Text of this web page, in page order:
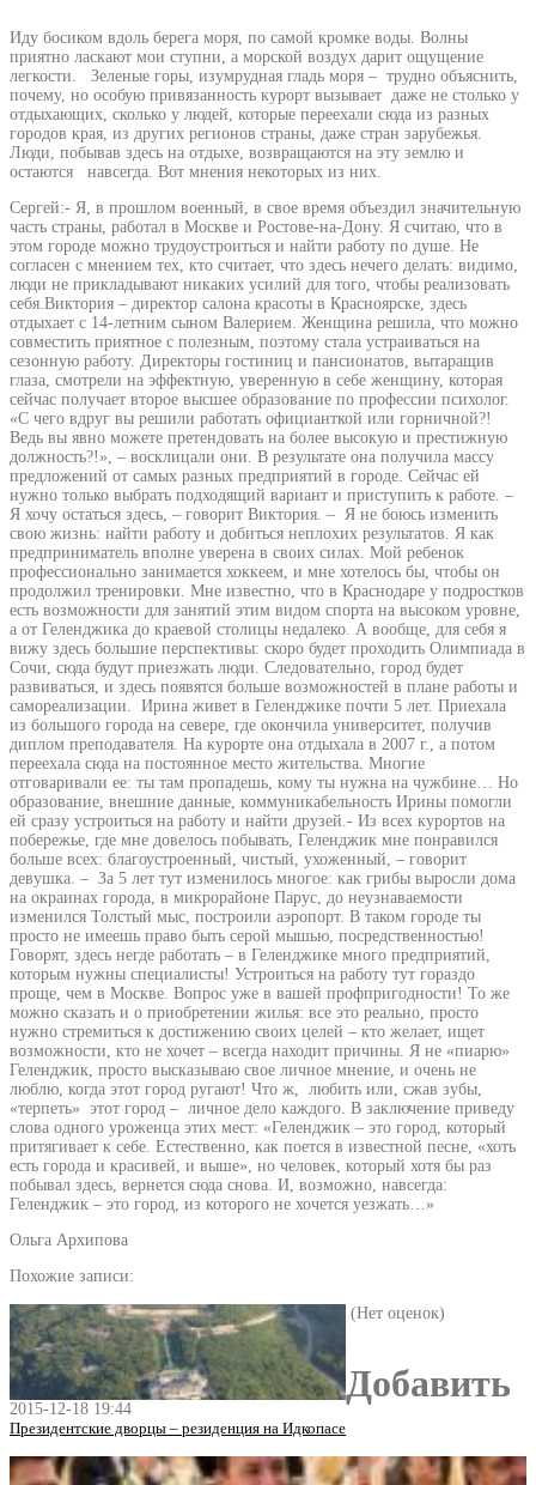
Иду босиком вдоль берега моря, по самой кромке воды. Волны
приятно ласкают мои ступни, а морской воздух дарит ощущение
легкости. Зеленые горы, изумрудная гладь моря – трудно объяснить,
почему, но особую привязанность курорт вызывает даже не столько у
отдыхающих, сколько у людей, которые переехали сюда из разных
городов края, из других регионов страны, даже стран зарубежья.
Люди, побывав здесь на отдыхе, возвращаются на эту землю и
остаются навсегда. Вот мнения некоторых из них.
Сергей:- Я, в прошлом военный, в свое время объездил значительную
часть страны, работал в Москве и Ростове-на-Дону. Я считаю, что в
этом городе можно трудоустроиться и найти работу по душе. Не
согласен с мнением тех, кто считает, что здесь нечего делать: видимо,
люди не прикладывают никаких усилий для того, чтобы реализовать
себя.Виктория – директор салона красоты в Красноярске, здесь
отдыхает с 14-летним сыном Валерием. Женщина решила, что можно
совместить приятное с полезным, поэтому стала устраиваться на
сезонную работу. Директоры гостиниц и пансионатов, вытаращив
глаза, смотрели на эффектную, уверенную в себе женщину, которая
сейчас получает второе высшее образование по профессии психолог.
«С чего вдруг вы решили работать официанткой или горничной?!
Ведь вы явно можете претендовать на более высокую и престижную
должность?!», – восклицали они. В результате она получила массу
предложений от самых разных предприятий в городе. Сейчас ей
нужно только выбрать подходящий вариант и приступить к работе. –
Я хочу остаться здесь, – говорит Виктория. – Я не боюсь изменить
свою жизнь: найти работу и добиться неплохих результатов. Я как
предприниматель вполне уверена в своих силах. Мой ребенок
профессионально занимается хоккеем, и мне хотелось бы, чтобы он
продолжил тренировки. Мне известно, что в Краснодаре у подростков
есть возможности для занятий этим видом спорта на высоком уровне,
а от Геленджика до краевой столицы недалеко. А вообще, для себя я
вижу здесь большие перспективы: скоро будет проходить Олимпиада в
Сочи, сюда будут приезжать люди. Следовательно, город будет
развиваться, и здесь появятся больше возможностей в плане работы и
самореализации. Ирина живет в Геленджике почти 5 лет. Приехала
из большого города на севере, где окончила университет, получив
диплом преподавателя. На курорте она отдыхала в 2007 г., а потом
переехала сюда на постоянное место жительства. Многие
отговаривали ее: ты там пропадешь, кому ты нужна на чужбине… Но
образование, внешние данные, коммуникабельность Ирины помогли
ей сразу устроиться на работу и найти друзей.- Из всех курортов на
побережье, где мне довелось побывать, Геленджик мне понравился
больше всех: благоустроенный, чистый, ухоженный, – говорит
девушка. – За 5 лет тут изменилось многое: как грибы выросли дома
на окраинах города, в микрорайоне Парус, до неузнаваемости
изменился Толстый мыс, построили аэропорт. В таком городе ты
просто не имеешь право быть серой мышью, посредственностью!
Говорят, здесь негде работать – в Геленджике много предприятий,
которым нужны специалисты! Устроиться на работу тут гораздо
проще, чем в Москве. Вопрос уже в вашей профпригодности! То же
можно сказать и о приобретении жилья: все это реально, просто
нужно стремиться к достижению своих целей – кто желает, ищет
возможности, кто не хочет – всегда находит причины. Я не «пиарю»
Геленджик, просто высказываю свое личное мнение, и очень не
люблю, когда этот город ругают! Что ж, любить или, сжав зубы,
«терпеть» этот город – личное дело каждого. В заключение приведу
слова одного уроженца этих мест: «Геленджик – это город, который
притягивает к себе. Естественно, как поется в известной песне, «хоть
есть города и красивей, и выше», но человек, который хотя бы раз
побывал здесь, вернется сюда снова. И, возможно, навсегда:
Геленджик – это город, из которого не хочется уезжать…»
Ольга Архипова
Похожие записи:
2015-12-18 19:44
Президентские дворцы – резиденция на Идкопасе
(Нет оценок)
Добавить